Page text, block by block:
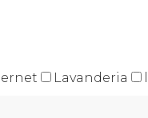
Lavanderia